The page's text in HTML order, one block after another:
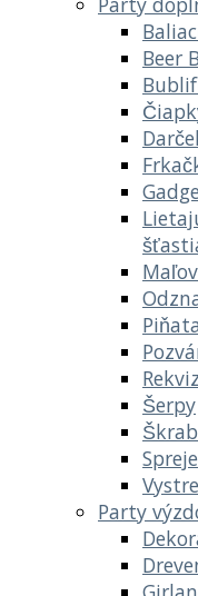
Beer
Šerpy
Spreje
Party